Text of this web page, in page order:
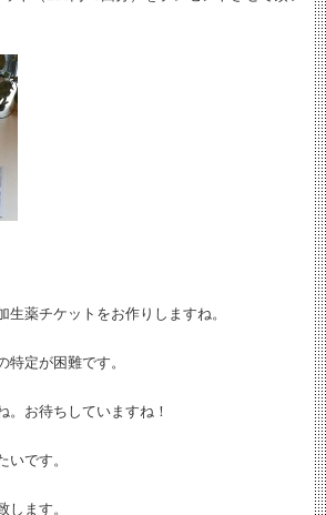
生薬チケットをお作りしますね。
特定が困難です。
。お待ちしていますね！
いです。
します。